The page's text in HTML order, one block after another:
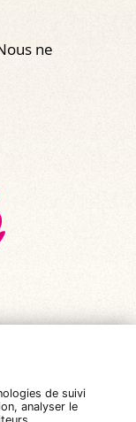
de suivi
analyser le
ne